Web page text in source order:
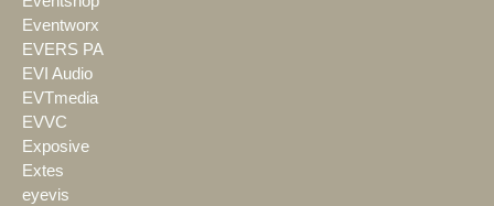
Eventworx
EVERS PA
EVI Audio
EVTmedia
EVVC
Exposive
Extes
eyevis